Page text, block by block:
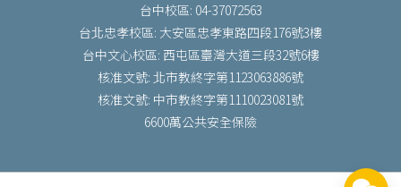
台中校區: 04-37072563
台北忠孝校區: 大安區忠孝東路四段176號3樓
台中文心校區: 西屯區臺灣大道三段32號6樓
核准文號: 北市教終字第1123063886號
核准文號: 中市教終字第1110023081號
6600萬公共安全保險